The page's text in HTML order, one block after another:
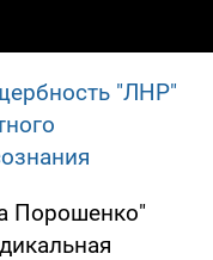
"ЛНР"
Порошенко"